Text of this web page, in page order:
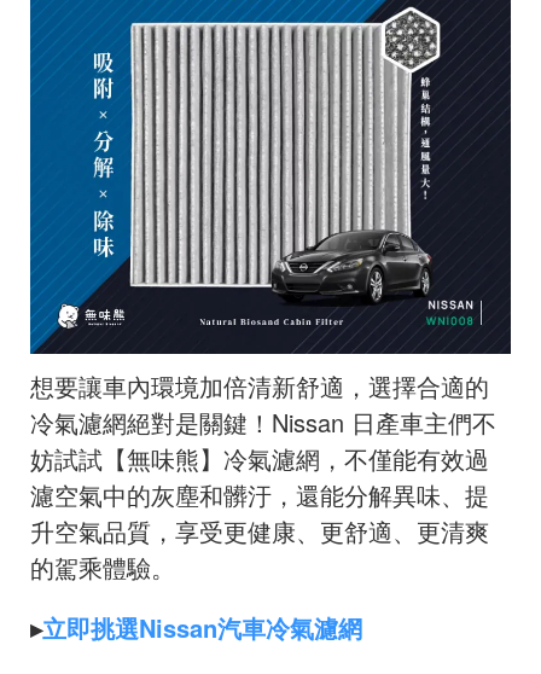
想要讓車內環境加倍清新舒適，選擇合適的
冷氣濾網絕對是關鍵！Nissan 日產車主們不
妨試試【無味熊】冷氣濾網，不僅能有效過
濾空氣中的灰塵和髒汙，還能分解異味、提
升空氣品質，享受更健康、更舒適、更清爽
的駕乘體驗。
▸立即挑選Nissan汽車冷氣濾網